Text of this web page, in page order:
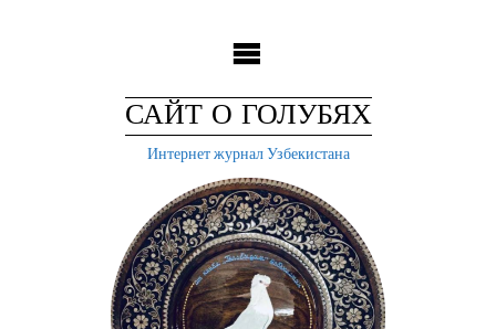
САЙТ О ГОЛУБЯХ
Интернет журнал Узбекистана